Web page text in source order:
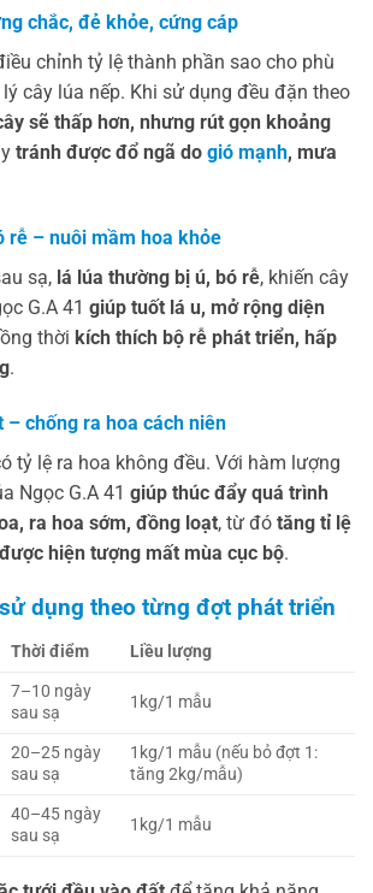
chắc, đẻ khỏe, cứng cáp
chỉnh tỷ lệ thành phần sao cho phù
cây lúa nếp. Khi sử dụng đều đặn theo
sẽ thấp hơn, nhưng rút gọn khoảng
tránh được đổ ngã do gió mạnh, mưa
rễ – nuôi mầm hoa khỏe
sạ, lá lúa thường bị ú, bó rễ, khiến cây
G.A 41 giúp tuốt lá u, mở rộng diện
thời kích thích bộ rễ phát triển, hấp
.
– chống ra hoa cách niên
tỷ lệ ra hoa không đều. Với hàm lượng
Ngọc G.A 41 giúp thúc đẩy quá trình
ra hoa sớm, đồng loạt, từ đó tăng tỉ lệ
hiện tượng mất mùa cục bộ.
dụng theo từng đợt phát triển
Thời điểm
Liều lượng
7–10 ngày
sau sạ
1kg/1 mẫu
20–25 ngày
sau sạ
1kg/1 mẫu (nếu bỏ đợt 1:
tăng 2kg/mẫu)
40–45 ngày
sau sạ
1kg/1 mẫu